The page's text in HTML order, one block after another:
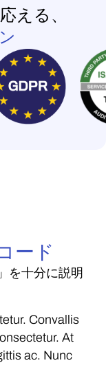
える、
ード
を十分に説明
Convallis
At
ac. Nunc